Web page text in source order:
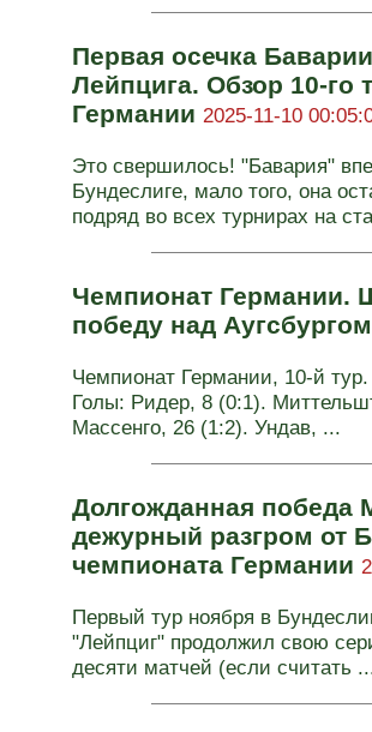
Первая осечка
Лейпцига. Обзор 10-го
Германии 2025-11-10
Это свершилось! "Бавария"
Бундеслиге, мало того, она
подряд во всех турнирах на
Чемпионат Германии.
победу над
Чемпионат Германии, 10-й
Голы: Ридер, 8 (0:1).
Массенго, 26 (1:2). Ундав, ...
Долгожданная победа
дежурный разгром от
чемпионата Германии
Первый тур ноября в
"Лейпциг" продолжил свою
десяти матчей (если считать